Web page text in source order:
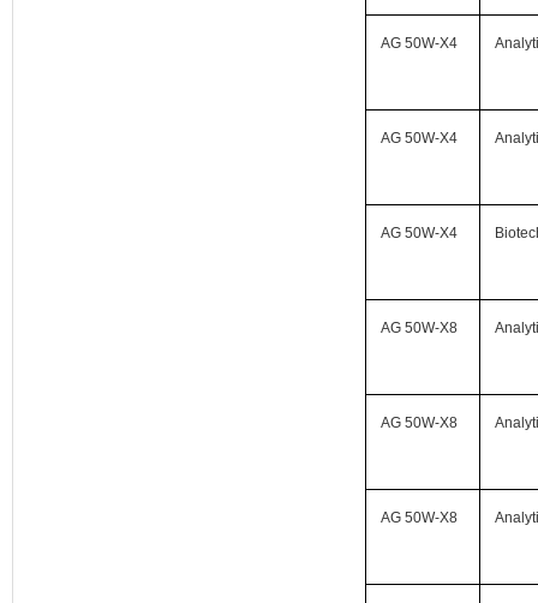
AG 50W-X4
AG 50W-X4
AG 50W-X4
AG 50W-X8
AG 50W-X8
AG 50W-X8